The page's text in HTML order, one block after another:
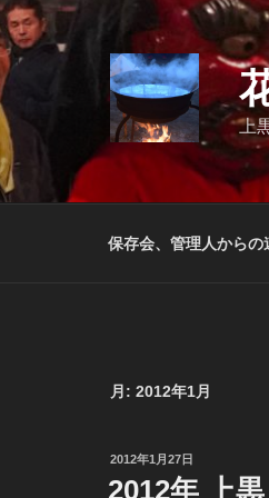
上
保存会、管理人からの
月: 2012年1月
投
日:
2012年1月27日
2012年 上